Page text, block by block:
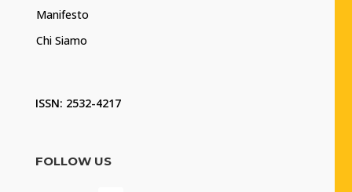
Manifesto
Chi Siamo
ISSN: 2532-4217
FOLLOW US